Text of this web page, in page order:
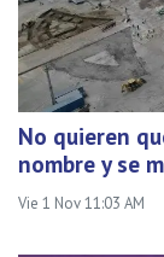
No quieren
nombre y se
Vie 1 Nov 11:03 AM